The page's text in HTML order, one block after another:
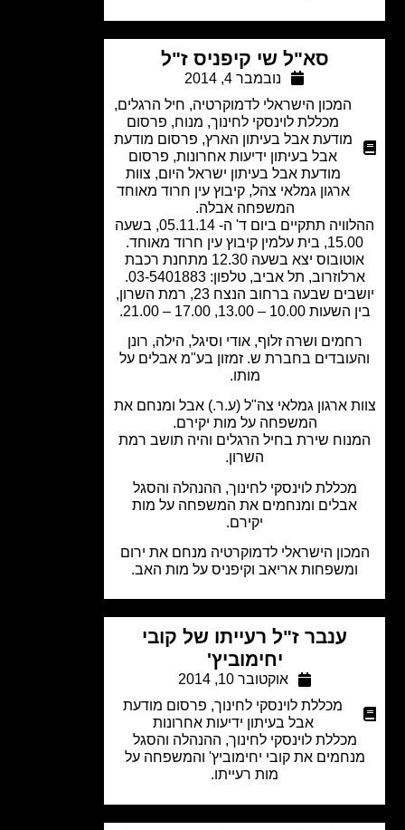
סא"ל שי קיפניס ז"ל
נובמבר 4, 2014
המכון הישראלי לדמוקרטיה,חיל הרגלים,
מכללת לוינסקי לחינוך, מנוח,פרסום
מודעת אבל בעיתון הארץ,פרסום מודעת
אבל בעיתון ידיעות אחרונות,פרסום
מודעת אבל בעיתון ישראל היום,צוות
ארגון גמלאי צהל,קיבוץ עין חרוד מאוחד
המשפחה אבלה.
ההלוויה תתקיים ביום ד' ה- 05.11.14, בשעה
15.00, בית עלמין קיבוץ עין חרוד מאוחד.
אוטובוס יצא בשעה 12.30 מתחנת רכבת
תל אביב, טלפון: 03-5401883.
יושבים שבעה ברחוב הנצח 23, רמת השרון,
10.00 – 13.00, 17.00 – 21.00.
ושרה זלוף, אודי וסיגל, הילה, רונן
בחברת ש. זמזון בע"מ אבלים על
ארגון גמלאי צה"ל (ע.ר.) אבל ומנחם את
המשפחה על מות יקירם.
שירת בחיל הרגלים והיה תושב רמת
מכללת לוינסקי לחינוך, ההנהלה והסגל
אבלים ומנחמים את המשפחה על מות
הישראלי לדמוקרטיה מנחם את ירום
ומשפחות אריאב וקיפניס על מות האב.
ענבר ז"ל רעייתו של קובי
יחימוביץ'
אוקטובר 10, 2014
מכללת לוינסקי לחינוך, פרסום מודעת
אבל בעיתון ידיעות אחרונות
מכללת לוינסקי לחינוך, ההנהלה והסגל
את קובי יחימוביץ' והמשפחה על
מות רעייתו.